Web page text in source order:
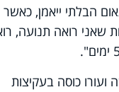
הבלתי ייאמן, כאשר
שאני רואה תנועה,
ועורו כוסה בעקיצות